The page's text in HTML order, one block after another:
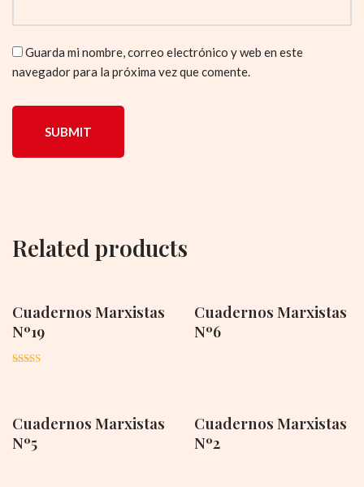
Guarda mi nombre, correo electrónico y web en este
navegador para la próxima vez que comente.
Related products
Cuadernos Marxistas
Nº19
Cuadernos Marxistas
Nº6
Cuadernos Marxistas
Nº5
Cuadernos Marxistas
Nº2